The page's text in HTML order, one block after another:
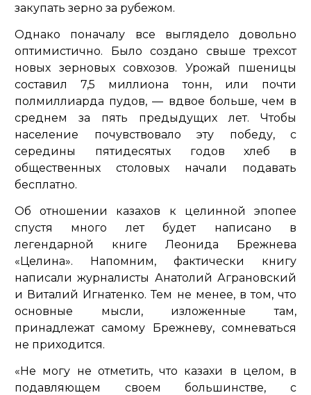
закупать зерно за рубежом.
Однако поначалу все выглядело довольно
оптимистично. Было создано свыше трехсот
новых зерновых совхозов. Урожай пшеницы
составил 7,5 миллиона тонн, или почти
полмиллиарда пудов, — вдвое больше, чем в
среднем за пять предыдущих лет. Чтобы
население почувствовало эту победу, с
середины пятидесятых годов хлеб в
общественных столовых начали подавать
бесплатно.
Об отношении казахов к целинной эпопее
спустя много лет будет написано в
легендарной книге Леонида Брежнева
«Целина». Напомним, фактически книгу
написали журналисты Анатолий Аграновский
и Виталий Игнатенко. Тем не менее, в том, что
основные мысли, изложенные там,
принадлежат самому Брежневу, сомневаться
не приходится.
«Не могу не отметить, что казахи в целом, в
подавляющем своем большинстве, с